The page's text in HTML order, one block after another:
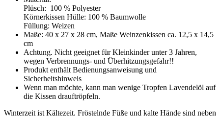
Plüsch: 100 % Polyester
Körnerkissen Hülle: 100 % Baumwolle
Füllung: Weizen
Maße: 40 x 27 x 28 cm, Maße Weinzenkissen ca. 12,5 x 14,5
cm
Achtung. Nicht geeignet für Kleinkinder unter 3 Jahren,
wegen Verbrennungs- und Überhitzungsgefahr!!
Produkt enthält Bedienungsanweisung und
Sicherheitshinweis
Wenn man möchte, kann man wenige Tropfen Lavendelöl auf
die Kissen drauftröpfeln.
Winterzeit ist Kältezeit. Fröstelnde Füße und kalte Hände sind neben